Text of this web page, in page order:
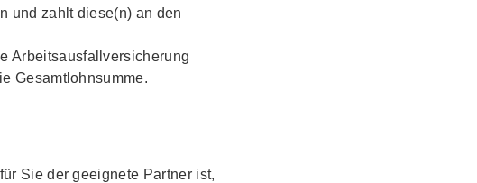
und zahlt diese(n) an den
Arbeitsausfallversicherung
Gesamtlohnsumme.
Sie der geeignete Partner ist,